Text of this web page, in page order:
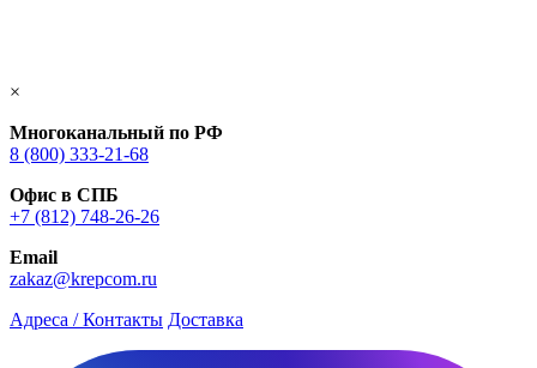
×
Многоканальный по РФ
8 (800) 333‑21-68
Офис в СПБ
+7 (812) 748‑26-26
Email
zakaz@krepcom.ru
Адреса / Контакты Доставка